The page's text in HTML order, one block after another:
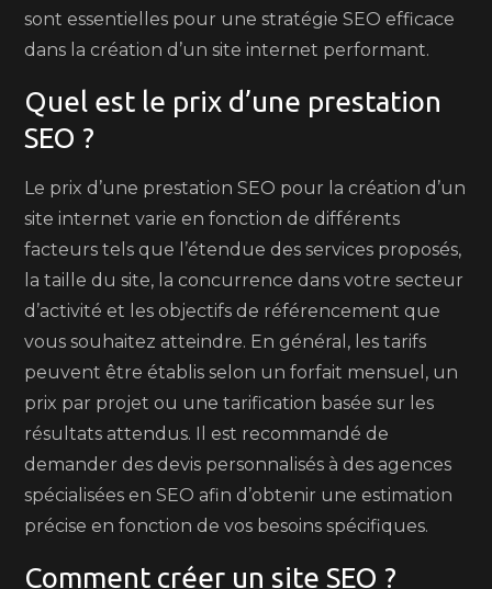
sont essentielles pour une stratégie SEO efficace
dans la création d’un site internet performant.
Quel est le prix d’une prestation
SEO ?
Le prix d’une prestation SEO pour la création d’un
site internet varie en fonction de différents
facteurs tels que l’étendue des services proposés,
la taille du site, la concurrence dans votre secteur
d’activité et les objectifs de référencement que
vous souhaitez atteindre. En général, les tarifs
peuvent être établis selon un forfait mensuel, un
prix par projet ou une tarification basée sur les
résultats attendus. Il est recommandé de
demander des devis personnalisés à des agences
spécialisées en SEO afin d’obtenir une estimation
précise en fonction de vos besoins spécifiques.
Comment créer un site SEO ?